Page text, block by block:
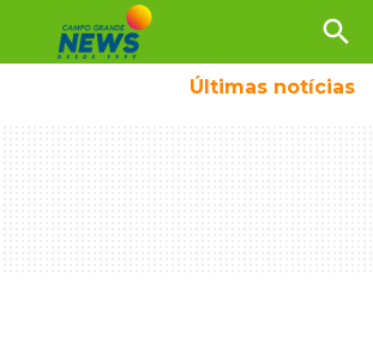
search
Últimas notícias